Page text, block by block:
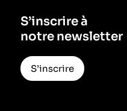
S’inscrire à
notre newsletter
S’inscrire